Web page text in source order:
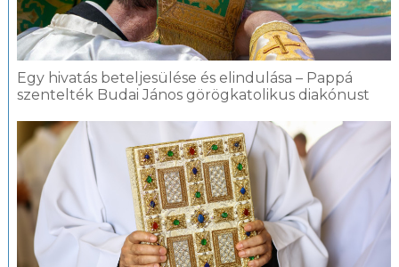
Egy hivatás beteljesülése és elindulása – Pappá
szentelték Budai János görögkatolikus diakónust